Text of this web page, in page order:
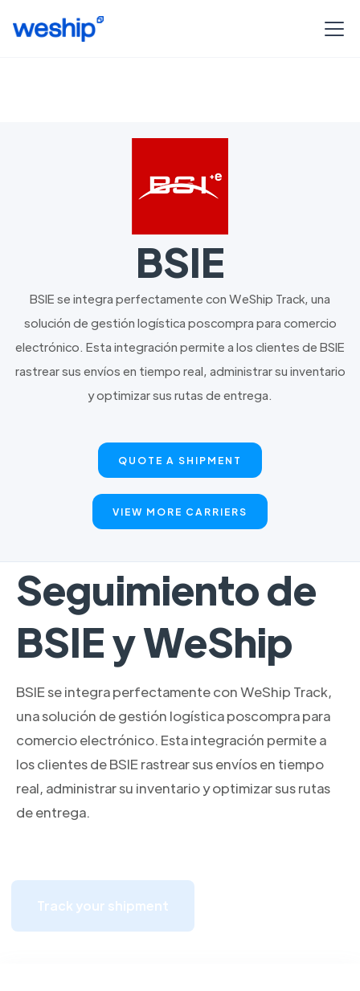
BSIE
BSIE se integra perfectamente con WeShip Track, una
solución de gestión logística poscompra para comercio
electrónico. Esta integración permite a los clientes de BSIE
rastrear sus envíos en tiempo real, administrar su inventario
y optimizar sus rutas de entrega.
QUOTE A SHIPMENT
VIEW MORE CARRIERS
Seguimiento de
BSIE y WeShip
BSIE se integra perfectamente con WeShip Track,
una solución de gestión logística poscompra para
comercio electrónico. Esta integración permite a
los clientes de BSIE rastrear sus envíos en tiempo
real, administrar su inventario y optimizar sus rutas
de entrega.
Track your shipment